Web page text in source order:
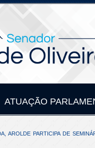
ATUAÇÃO
AROLDE PARTICIPA DE